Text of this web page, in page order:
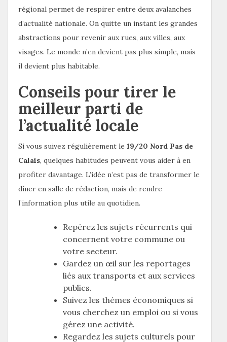
régional permet de respirer entre deux avalanches
d’actualité nationale. On quitte un instant les grandes
abstractions pour revenir aux rues, aux villes, aux
visages. Le monde n’en devient pas plus simple, mais
il devient plus habitable.
Conseils pour tirer le
meilleur parti de
l’actualité locale
Si vous suivez régulièrement le 19/20 Nord Pas de
Calais, quelques habitudes peuvent vous aider à en
profiter davantage. L’idée n’est pas de transformer le
dîner en salle de rédaction, mais de rendre
l’information plus utile au quotidien.
Repérez les sujets récurrents qui
concernent votre commune ou
votre secteur.
Gardez un œil sur les reportages
liés aux transports et aux services
publics.
Suivez les thèmes économiques si
vous cherchez un emploi ou si vous
gérez une activité.
Regardez les sujets culturels pour